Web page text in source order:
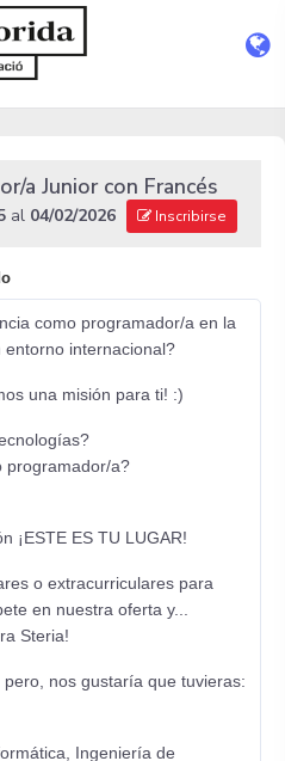
a Junior con Francés
al 04/02/2026 Inscribirse
como programador/a en la
internacional?
una misión para ti! :)
programador/a?
¡ESTE ES TU LUGAR!
o extracurriculares para
en nuestra oferta y...
Steria!
nos gustaría que tuvieras:
Ingeniería de